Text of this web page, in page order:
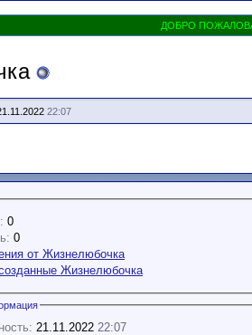
22:07
0
0
от Жизнелюбочка
Жизнелюбочка
21.11.2022 22:07